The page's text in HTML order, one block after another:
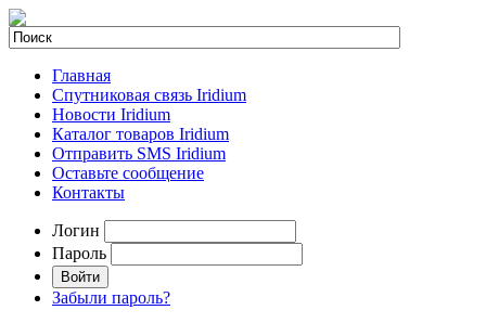
Главная
Спутниковая связь Iridium
Новости Iridium
Каталог товаров Iridium
Отправить SMS Iridium
Оставьте сообщение
Контакты
Логин
Пароль
Забыли пароль?